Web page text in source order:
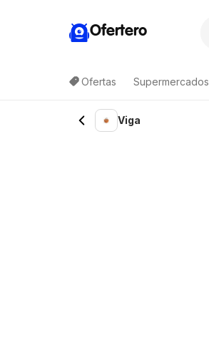
Ofertero
Ofertas Supermercados
Lista de productos
Viga